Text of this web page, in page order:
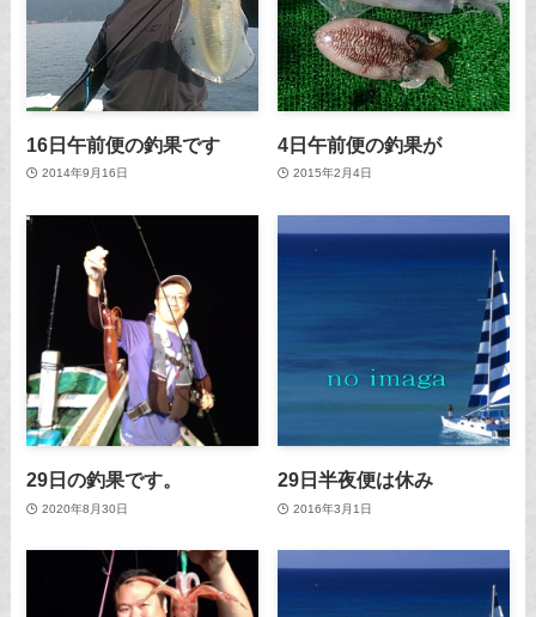
16日午前便の釣果です
2014年9月16日
4日午前便の釣果が
2015年2月4日
29日の釣果です。
2020年8月30日
29日半夜便は休み
2016年3月1日